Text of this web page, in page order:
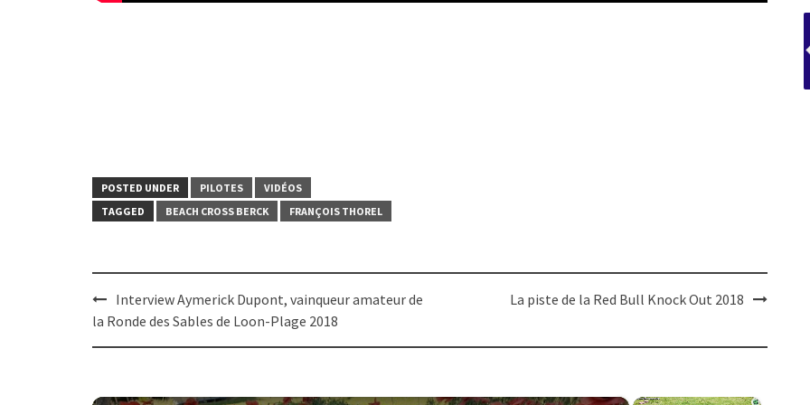
POSTED UNDER PILOTES
VIDÉOS
TAGGED
BEACH CROSS BERCK FRANÇOIS THOREL
Post
navigation
Interview Aymerick Dupont, vainqueur amateur de
la Ronde des Sables de Loon-Plage 2018
La piste de la Red Bull Knock Out 2018